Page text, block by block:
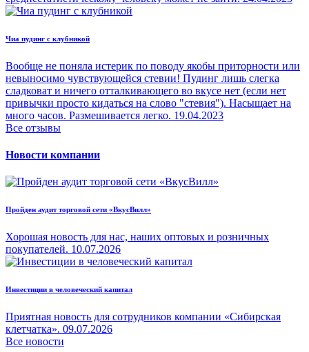
Чиа пудинг с клубникой
Вообще не поняла истерик по поводу якобы приторности или
невыносимо чувствующейся стевии! Пудинг лишь слегка
сладковат и ничего отталкивающего во вкусе нет (если нет
привычки просто кидаться на слово "стевия"). Насыщает на
много часов. Размешивается легко. 19.04.2023
Все отзывы
Новости компании
Пройден аудит торговой сети «ВкусВилл»
Хорошая новость для нас, наших оптовых и розничных
покупателей. 10.07.2026
Инвестиции в человеческий капитал
Приятная новость для сотрудников компании «Сибирская
клетчатка». 09.07.2026
Все новости